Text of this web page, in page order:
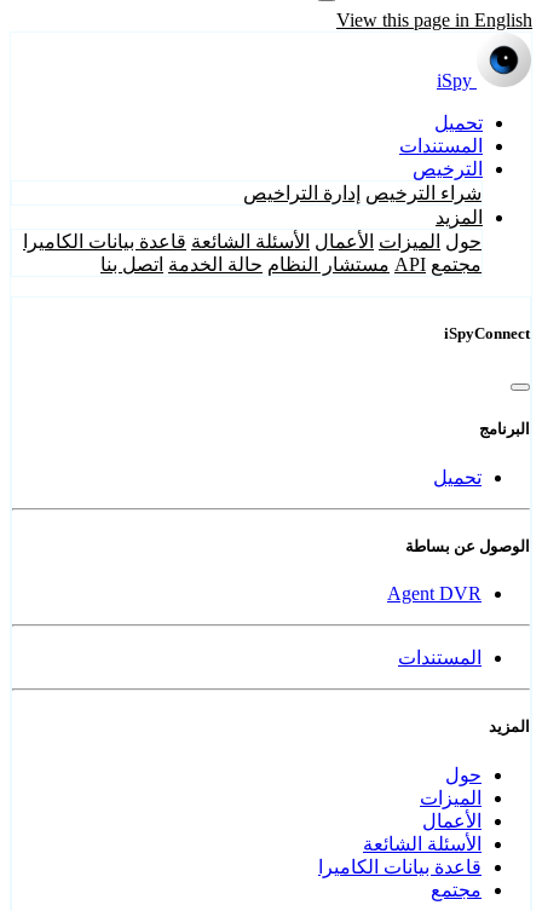
View this page in English
iSpy
تحميل
المستندات
الترخيص
شراء الترخيص إدارة التراخيص
المزيد
حول الميزات الأعمال الأسئلة الشائعة قاعدة بيانات الكاميرا
مجتمع API مستشار النظام حالة الخدمة اتصل بنا
iSpyConnect
البرنامج
تحميل
الوصول عن بساطة
Agent DVR
المستندات
المزيد
حول
الميزات
الأعمال
الأسئلة الشائعة
قاعدة بيانات الكاميرا
مجتمع